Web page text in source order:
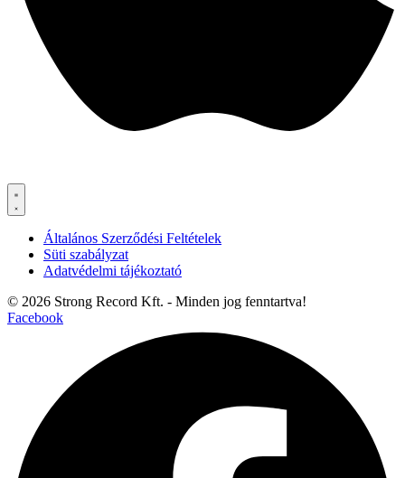
Általános Szerződési Feltételek
Süti szabályzat
Adatvédelmi tájékoztató
© 2026 Strong Record Kft. - Minden jog fenntartva!
Facebook